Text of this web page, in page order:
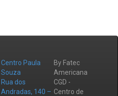
Centro Paula
Souza
Rua dos
Andradas, 140 –
By Fatec
Americana
CGD -
Centro de